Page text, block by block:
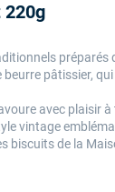
220g
préparés
pâtissier,
avec plaisir
vintage
biscuits de la